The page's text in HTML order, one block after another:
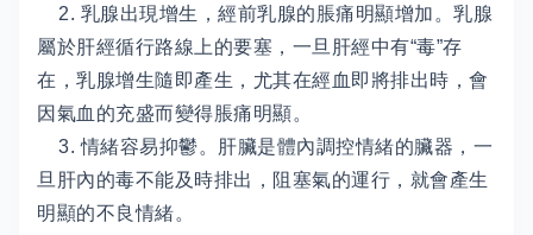
2. 乳腺出現增生，經前乳腺的脹痛明顯增加。乳腺
屬於肝經循行路線上的要塞，一旦肝經中有“毒”存
在，乳腺增生隨即產生，尤其在經血即將排出時，會
因氣血的充盛而變得脹痛明顯。
3. 情緒容易抑鬱。肝臟是體內調控情緒的臟器，一
旦肝內的毒不能及時排出，阻塞氣的運行，就會產生
明顯的不良情緒。